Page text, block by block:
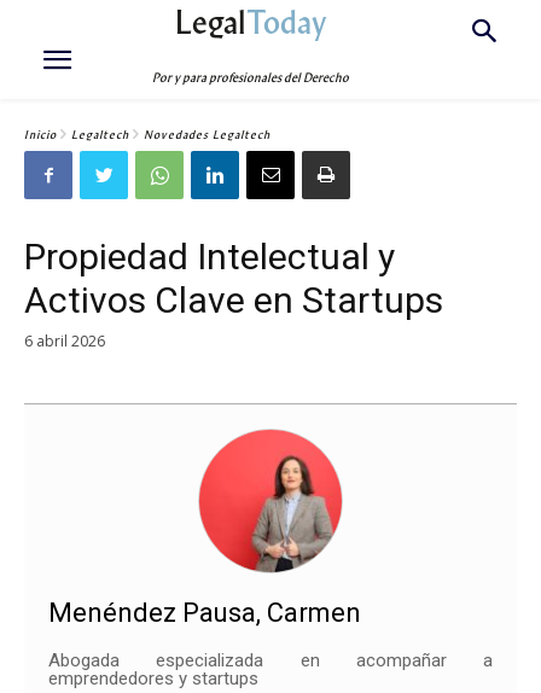
LegalToday
Por y para profesionales del Derecho
Inicio Legaltech Novedades Legaltech
Propiedad Intelectual y
Activos Clave en Startups
6 abril 2026
Menéndez Pausa, Carmen
Abogada especializada en acompañar a
emprendedores y startups